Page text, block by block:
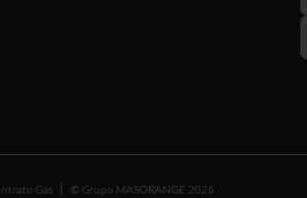
Gas © Grupo MASORANGE 2026